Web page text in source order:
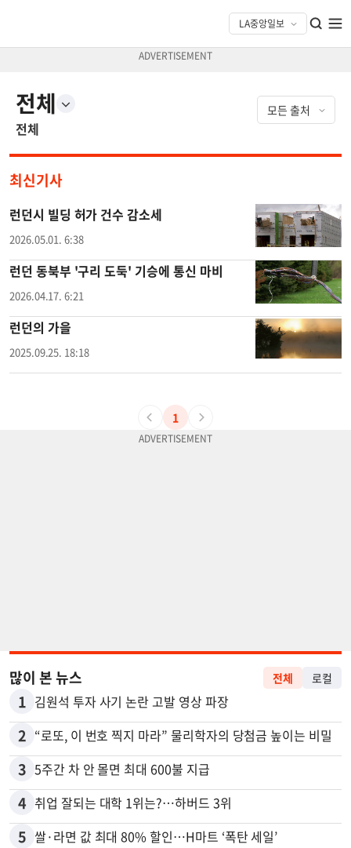
전체
전체
최신기사
런던시 빌딩 허가 건수 감소세
2026.05.01. 6:38
런던 동북부 '구리 도둑' 기승에 통신 마비
2026.04.17. 6:21
런던의 가을
2025.09.25. 18:18
1
많이 본 뉴스 전체 로컬
1 김원석 투자 사기 논란 고발 영상 파장
2 “로또, 이 번호 찍지 마라” 물리학자의 당첨금 높이는 비밀
3 5주간 차 안 몰면 최대 600불 지급
4 취업 잘되는 대학 1위는?…하버드 3위
5 쌀·라면 값 최대 80% 할인…H마트 ‘폭탄 세일’